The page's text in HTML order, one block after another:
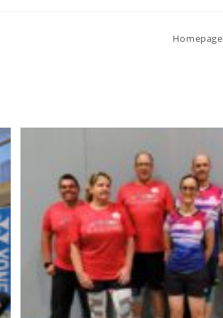
Homepage